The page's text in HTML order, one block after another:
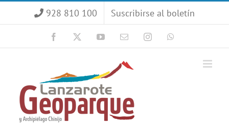
928 810 100 Suscribirse al boletín
Facebook YouTubeCorreoInstagram